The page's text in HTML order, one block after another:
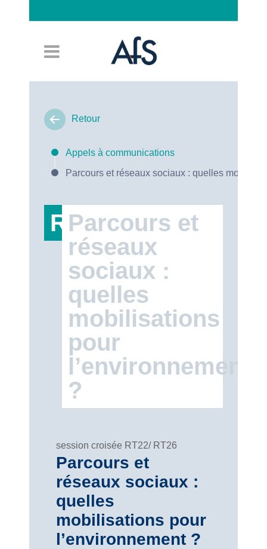
Retour
Appels à communications
Parcours et réseaux sociaux : quelles
RT22
Parcours et
réseaux
sociaux :
quelles
mobilisations
pour
l’environnement
?
session croisée RT22/ RT26
Parcours et
réseaux sociaux :
quelles
mobilisations pour
l’environnement ?